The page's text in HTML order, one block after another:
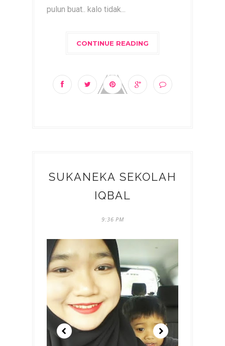
pulun buat.. kalo tidak...
CONTINUE READING
SUKANEKA SEKOLAH
IQBAL
9:36 PM